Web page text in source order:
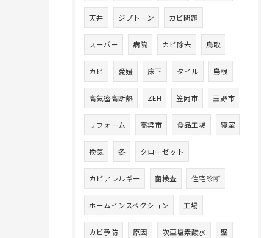
天井 ジプトーン カビ問題
スーパー 病院 カビ除去 鳥取
カビ 愛媛 床下 タイル 島根
高気密高断熱 ZEH 笠岡市 玉野市
リフォーム 高梁市 食品工場 寝室
換気 冬 クローゼット
カビアレルギー 菌検査 住宅診断
ホームインスペクション 工場
カビ予防 原因 次亜塩素酸水 壁